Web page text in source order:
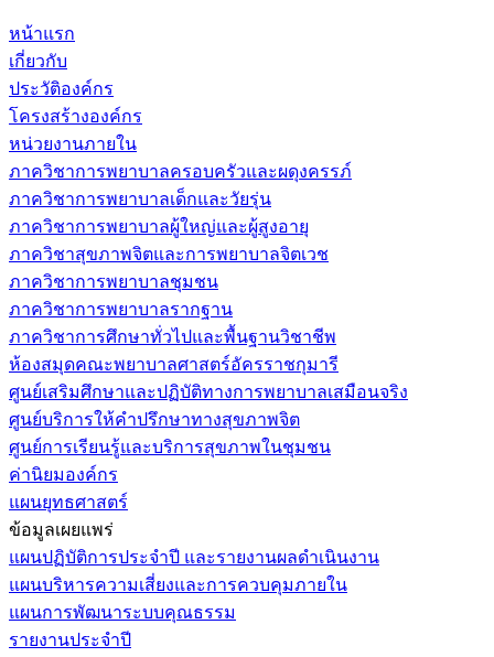
หน้าแรก
เกี่ยวกับ
ประวัติองค์กร
โครงสร้างองค์กร
หน่วยงานภายใน
ภาควิชาการพยาบาลครอบครัวและผดุงครรภ์
ภาควิชาการพยาบาลเด็กและวัยรุ่น
ภาควิชาการพยาบาลผู้ใหญ่และผู้สูงอายุ
ภาควิชาสุขภาพจิตและการพยาบาลจิตเวช
ภาควิชาการพยาบาลชุมชน
ภาควิชาการพยาบาลรากฐาน
ภาควิชาการศึกษาทั่วไปและพื้นฐานวิชาชีพ
ห้องสมุดคณะพยาบาลศาสตร์อัครราชกุมารี
ศูนย์เสริมศึกษาและปฏิบัติทางการพยาบาลเสมือนจริง
ศูนย์บริการให้คำปรึกษาทางสุขภาพจิต
ศูนย์การเรียนรู้และบริการสุขภาพในชุมชน
ค่านิยมองค์กร
แผนยุทธศาสตร์
ข้อมูลเผยแพร่
แผนปฏิบัติการประจำปี และรายงานผลดำเนินงาน
แผนบริหารความเสี่ยงและการควบคุมภายใน
แผนการพัฒนาระบบคุณธรรม
รายงานประจำปี